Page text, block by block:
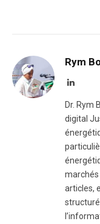
Rym
Dr. Rym
digital
marchés
articles,